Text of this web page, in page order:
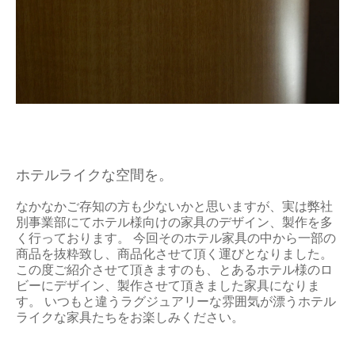
ホテルライクな空間を。
なかなかご存知の方も少ないかと思いますが、実は弊社
別事業部にてホテル様向けの家具のデザイン、製作を多
く行っております。 今回そのホテル家具の中から一部の
商品を抜粋致し、商品化させて頂く運びとなりました。
この度ご紹介させて頂きますのも、とあるホテル様のロ
ビーにデザイン、製作させて頂きました家具になりま
す。 いつもと違うラグジュアリーな雰囲気が漂うホテル
ライクな家具たちをお楽しみください。